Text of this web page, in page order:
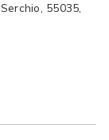
55035,